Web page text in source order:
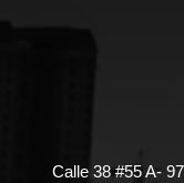
Calle 38 #55 A-